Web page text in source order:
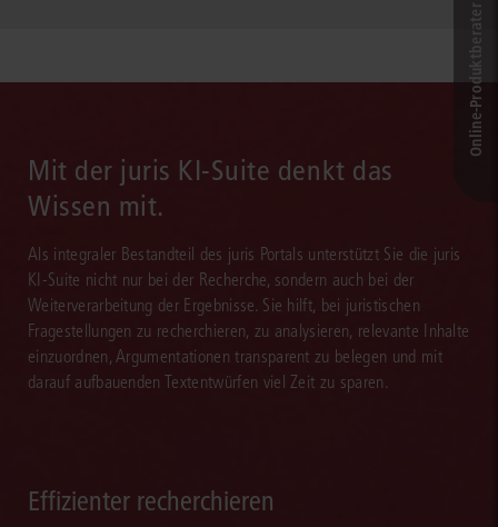
Mit der juris KI-Suite denkt das
Wissen mit.
Als integraler Bestandteil des juris Portals unterstützt Sie die juris
KI-Suite nicht nur bei der Recherche, sondern auch bei der
Weiterverarbeitung der Ergebnisse. Sie hilft, bei juristischen
Fragestellungen zu recherchieren, zu analysieren, relevante Inhalte
einzuordnen, Argumentationen transparent zu belegen und mit
darauf aufbauenden Textentwürfen viel Zeit zu sparen.
Effizienter recherchieren
Online-Produkt­berater